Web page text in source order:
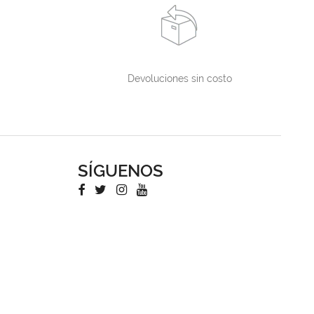
Devoluciones sin costo
SÍGUENOS